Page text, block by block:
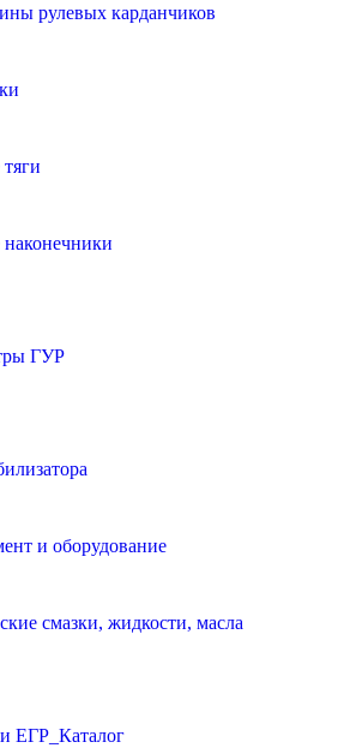
рулевых карданчиков
ГУР
и оборудование
смазки, жидкости, масла
ЕГР_Каталог